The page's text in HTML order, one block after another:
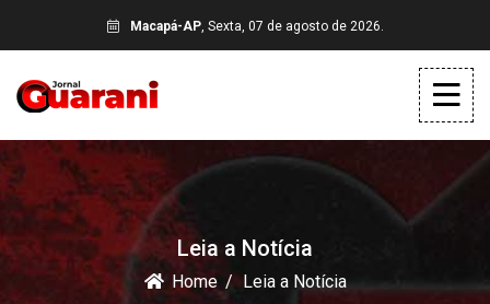
Macapá-AP, Sexta, 07 de agosto de 2026.
Leia a Notícia
Home Leia a Notícia